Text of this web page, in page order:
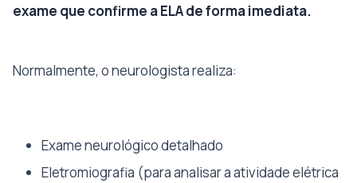
exame que confirme a ELA de forma imediata.
Normalmente, o neurologista realiza:
Exame neurológico detalhado
Eletromiografia (para analisar a atividade elétrica